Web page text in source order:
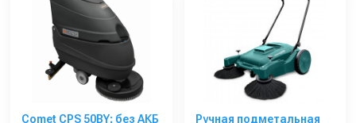
Comet CPS 50BY; без АКБ Ручная подметальная